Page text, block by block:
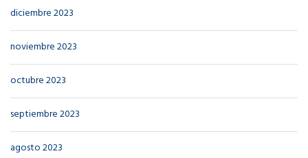
diciembre 2023
noviembre 2023
octubre 2023
septiembre 2023
agosto 2023